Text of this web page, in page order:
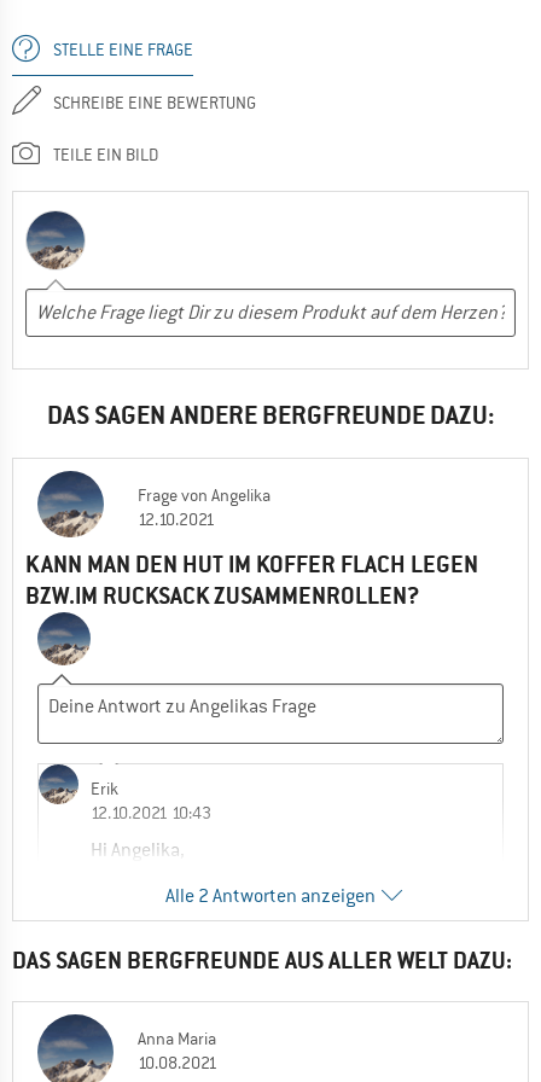
STELLE EINE FRAGE
SCHREIBE EINE BEWERTUNG
TEILE EIN BILD
DAS SAGEN ANDERE BERGFREUNDE DAZU:
Fragevon Angelika
12.10.2021
KANN MAN DEN HUT IM KOFFER FLACH LEGEN
BZW.IM RUCKSACK ZUSAMMENROLLEN?
Erik
12.10.2021 10:43
Hi Angelika,
flach gelegt werden, auch für den Rucksack
wieder ganz einfach und spurlos in die
Beste Grüße, Erik
0
Alle 2 Antworten anzeigen
DAS SAGEN BERGFREUNDE AUS ALLER WELT DAZU:
Anna Maria
10.08.2021